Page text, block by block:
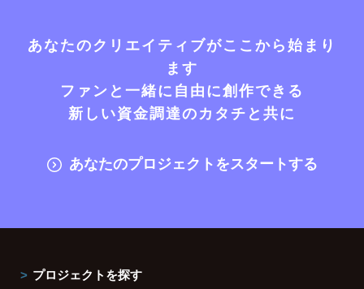
あなたのクリエイティブがここから始まり
ます
ファンと一緒に自由に創作できる
新しい資金調達のカタチと共に
あなたのプロジェクトをスタートする
プロジェクトを探す